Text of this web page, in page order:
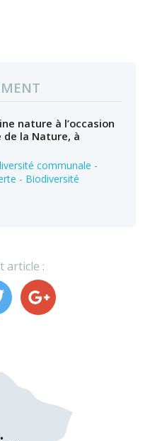
nature à l’occasion
de la Nature, à
communale -
- Biodiversité
article :